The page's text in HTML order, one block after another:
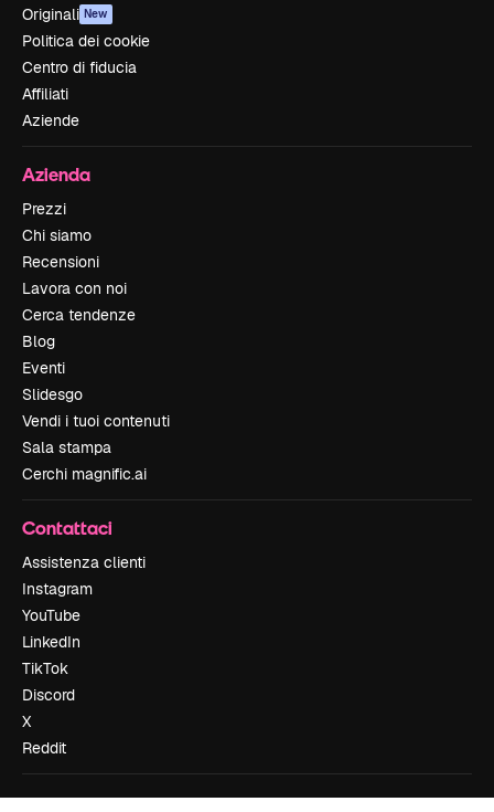
Originali New
Politica dei cookie
Centro di fiducia
Affiliati
Aziende
Azienda
Prezzi
Chi siamo
Recensioni
Lavora con noi
Cerca tendenze
Blog
Eventi
Slidesgo
Vendi i tuoi contenuti
Sala stampa
Cerchi magnific.ai
Contattaci
Assistenza clienti
Instagram
YouTube
LinkedIn
TikTok
Discord
X
Reddit